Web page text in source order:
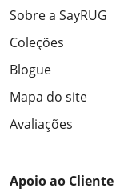
Sobre a SayRUG
Coleções
Blogue
Mapa do site
Avaliações
Apoio ao Cliente